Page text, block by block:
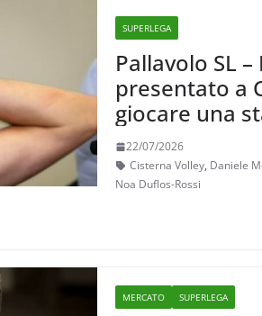
SUPERLEGA
Pallavolo SL
presentato a
giocare una
protagonista”
22/07/2026
Cisterna Volley, Daniele
Noa Duflos-Rossi
MERCATO SUPERLEGA